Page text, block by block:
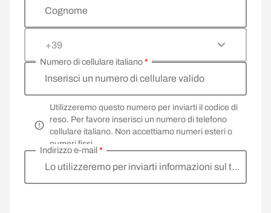
Cognome
+39
Inserisci un numero di cellulare valido
Numero di cellulare italiano*
Utilizzeremo questo numero per inviarti il codice di
reso. Per favore inserisci un numero di telefono
cellulare italiano. Non accettiamo numeri esteri o
numeri fissi.
Lo utilizzeremo per inviarti informazioni sul tuo reso.
Indirizzo e-mail *